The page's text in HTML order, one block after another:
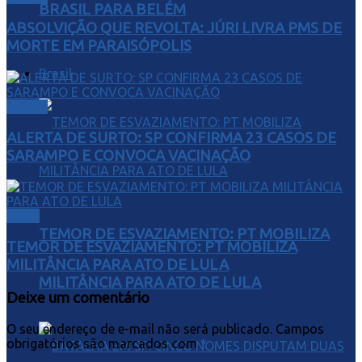
BRASIL PARA BELÉM
Brasil
TEMOR DE ESVAZIAMENTO: PT MOBILIZA
MILITÂNCIA PARA ATO DE LULA
ABSOLVIÇÃO QUE REVOLTA: JÚRI LIVRA PMS DE
MORTE EM PARAISÓPOLIS
ALERTA DE SURTO: SP CONFIRMA 23 CASOS DE
SARAMPO E CONVOCA VACINAÇÃO
TEMOR DE ESVAZIAMENTO: PT MOBILIZA
MILITÂNCIA PARA ATO DE LULA
Deixe um comentário
O seu endereço de e-mail não será publicado. Campos
obrigatórios são marcados com*